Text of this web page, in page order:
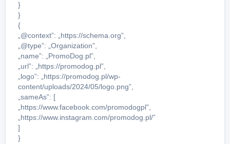
}
}
{
„@context”: „https://schema.org”,
„@type”: „Organization”,
„name”: „PromoDog.pl”,
„url”: „https://promodog.pl”,
„logo”: „https://promodog.pl/wp-
content/uploads/2024/05/logo.png”,
„sameAs”: [
„https://www.facebook.com/promodogpl”,
„https://www.instagram.com/promodog.pl/”
]
}